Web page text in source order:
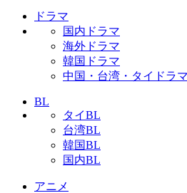
ドラマ
国内ドラマ
海外ドラマ
韓国ドラマ
中国・台湾・タイドラマ
BL
タイBL
台湾BL
韓国BL
国内BL
アニメ